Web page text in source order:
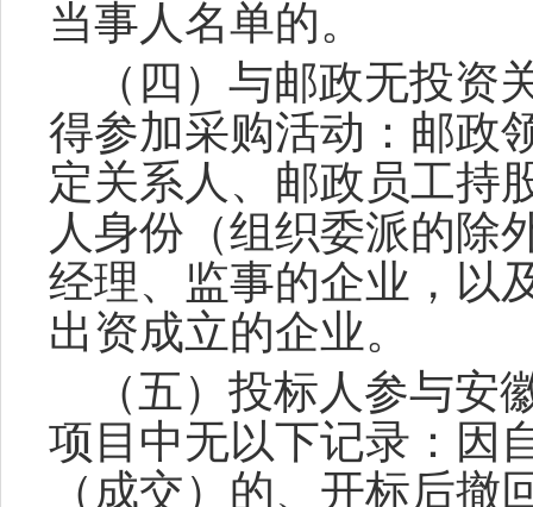
当事人名单的。
（四）与邮政无投
得参加采购活动：邮政
定关系人、邮政员工持
人身份（组织委派的除
经理、监事的企业，以
出资成立的企业。
（五）投标人参与
项目中无以下记录：因
（成交）的、开标后